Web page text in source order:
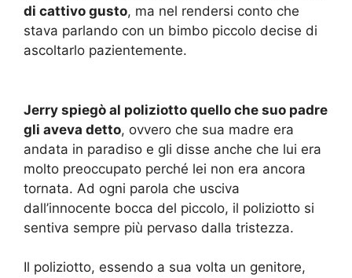
di cattivo gusto, ma nel rendersi conto che
stava parlando con un bimbo piccolo decise di
ascoltarlo pazientemente.
Jerry spiegò al poliziotto quello che suo padre
gli aveva detto, ovvero che sua madre era
andata in paradiso e gli disse anche che lui era
molto preoccupato perché lei non era ancora
tornata. Ad ogni parola che usciva
dall’innocente bocca del piccolo, il poliziotto si
sentiva sempre più pervaso dalla tristezza.
Il poliziotto, essendo a sua volta un genitore,